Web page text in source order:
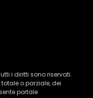
i diritti sono riservati.
o parziale, dei
portale